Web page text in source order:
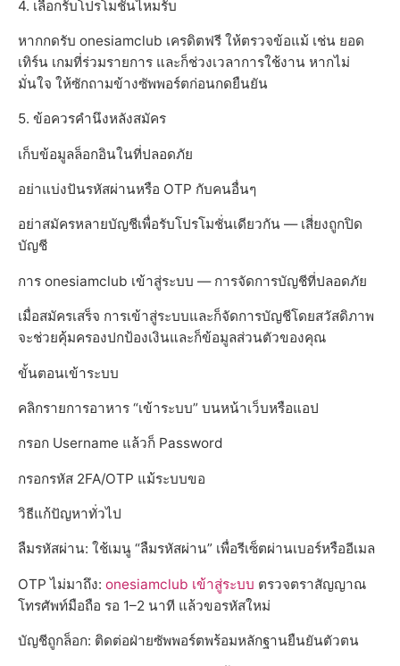
4. เลือกรับโปรโมชั่นไหมรับ
หากกดรับ onesiamclub เครดิตฟรี ให้ตรวจข้อแม้ เช่น ยอด
เทิร์น เกมที่ร่วมรายการ และก็ช่วงเวลาการใช้งาน หากไม่
มั่นใจ ให้ซักถามข้างซัพพอร์ตก่อนกดยืนยัน
5. ข้อควรคำนึงหลังสมัคร
เก็บข้อมูลล็อกอินในที่ปลอดภัย
อย่าแบ่งปันรหัสผ่านหรือ OTP กับคนอื่นๆ
อย่าสมัครหลายบัญชีเพื่อรับโปรโมชั่นเดียวกัน — เสี่ยงถูกปิด
บัญชี
การ onesiamclub เข้าสู่ระบบ — การจัดการบัญชีที่ปลอดภัย
เมื่อสมัครเสร็จ การเข้าสู่ระบบและก็จัดการบัญชีโดยสวัสดิภาพ
จะช่วยคุ้มครองปกป้องเงินและก็ข้อมูลส่วนตัวของคุณ
ขั้นตอนเข้าระบบ
คลิกรายการอาหาร “เข้าระบบ” บนหน้าเว็บหรือแอป
กรอก Username แล้วก็ Password
กรอกรหัส 2FA/OTP แม้ระบบขอ
วิธีแก้ปัญหาทั่วไป
ลืมรหัสผ่าน: ใช้เมนู “ลืมรหัสผ่าน” เพื่อรีเซ็ตผ่านเบอร์หรืออีเมล
OTP ไม่มาถึง: onesiamclub เข้าสู่ระบบ ตรวจตราสัญญาณ
โทรศัพท์มือถือ รอ 1–2 นาที แล้วขอรหัสใหม่
บัญชีถูกล็อก: ติดต่อฝ่ายซัพพอร์ตพร้อมหลักฐานยืนยันตัวตน